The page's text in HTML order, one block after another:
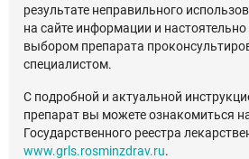
результате неправильного
на сайте информации и
выбором препарата
специалистом.
С подробной и актуальной
препарат вы можете ознакомиться
Государственного реестра
www.grls.rosminzdrav.ru.